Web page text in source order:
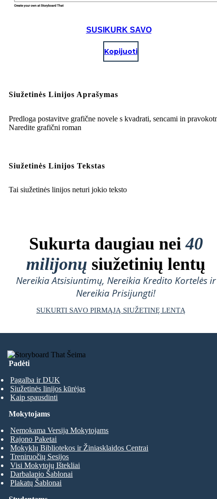
SUSIKURK SAVO
Kopijuoti
Siužetinės Linijos Aprašymas
Predloga postavitve grafične novele s kvadrati, sencami in
Naredite grafični roman
Siužetinės Linijos Tekstas
Tai siužetinės linijos neturi jokio teksto
Sukurta daugiau nei40
milijonų siužetinių lentų
Nereikia Atsisiuntimų, Nereikia Kredito Kortelės ir
Nereikia Prisijungti!
SUKURTI SAVO PIRMĄJĄ SIUŽETINĘ LENTĄ
Padėti
Pagalba ir DUK
Siužetinės linijos kūrėjas
Kaip spausdinti
Mokytojams
Nemokama Versija Mokytojams
Rajono Paketai
Mokyklų Bibliotekos ir Žiniasklaidos Centrai
Treniruočių Sesijos
Visi Mokytojų Ištekliai
Darbalapio Šablonai
Plakatų Šablonai